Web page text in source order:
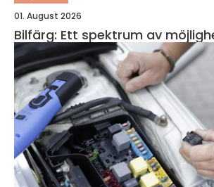
01. August 2026
Bilfärg: Ett spektrum av